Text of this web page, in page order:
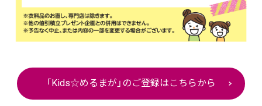
「Kids☆めるまが」のご登録はこちらから